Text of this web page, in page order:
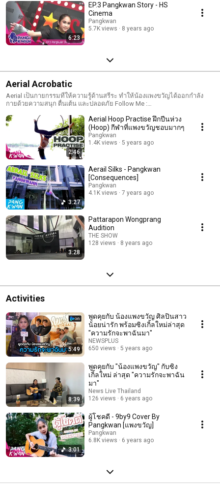
6:23
EP.3 Pangkwan Story - HS
Cinema
Pangkwan
5.7K views
8 years ago
Aerial Acrobatic
Aerial เป็นกายกรรมที่ให้ความรู้ด้านสรีระ ทำให้น้องแพงขวัญได้ออกกำลัง
กายด้วยความสนุก ตื่นเต้น และปลอดภัย Follow Me :
2:46
Aerial Hoop Practise ฝึกปีนห่วง
(Hoop) กีฬาที่แพงขวัญชอบมากๆ
Pangkwan
1.4K views
5 years ago
3:27
Aerail Silks - Pangkwan
[Consequences]
Pangkwan
4.1K views
7 years ago
3:28
Pattarapon Wongprang
Audition
THE SHOW
128 views
8 years ago
Activities
5:49
พูดคุยกับ น้องแพงขวัญ ศิลปินสาว
น้อยน่ารัก พร้อมซิงเกิ้ลใหม่ล่าสุด
"ความรักจะพาฉันมา"
NEWSPLUS
650 views
5 years ago
8:39
พูดคุยกับ "น้องแพงขวัญ" กับซิง
เกิ้ลใหม่ ล่าสุด "ความรักจะพาฉัน
มา"
News Live Thailand
126 views
6 years ago
3:01
ผู้โชคดี - 9by9 Cover By
Pangkwan [แพงขวัญ]
Pangkwan
6.8K views
6 years ago